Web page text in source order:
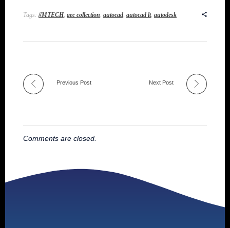
Tags: #MTECH, aec collection autocad autocad lt, autodesk
Previous Post Next Post
Comments are closed.